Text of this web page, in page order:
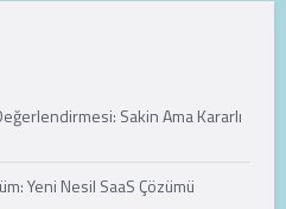
Sakin Ama Kararlı
Yeni Nesil SaaS Çözümü